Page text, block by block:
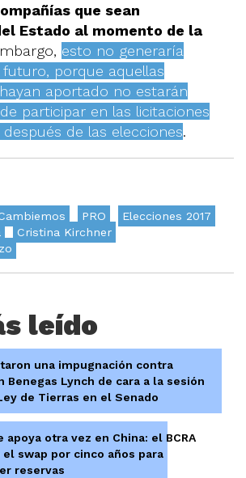
que sean
Estado al momento de la
esto no generaría
futuro, porque aquellas
aportado no estarán
participar en las licitaciones
de las elecciones.
PRO
Elecciones 2017
Cristina Kirchner
leído
una impugnación contra
Benegas Lynch de cara a la sesión
de Tierras en el Senado
apoya otra vez en China: el BCRA
el swap por cinco años para
reservas